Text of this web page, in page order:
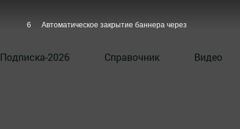
Подписка-2026 Справочник Видео
5 Автоматическое закрытие баннера через